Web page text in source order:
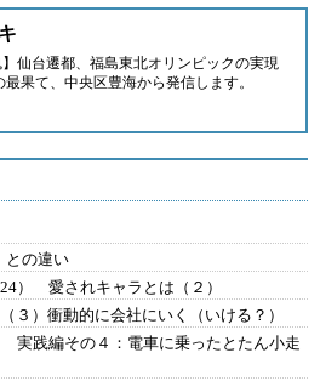
】仙台遷都、福島東北オリンピックの実現
果て、中央区豊海から発信します。
との違い
） 愛されキャラとは（２）
３）衝動的に会社にいく（いける？）
実践編その４：電車に乗ったとたん小走